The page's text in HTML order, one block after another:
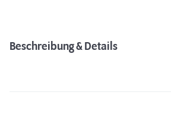
Beschreibung & Details